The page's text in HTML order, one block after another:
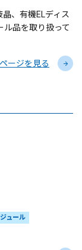
、有機ELディス
ル品を取り扱って
ージを見る
ュール